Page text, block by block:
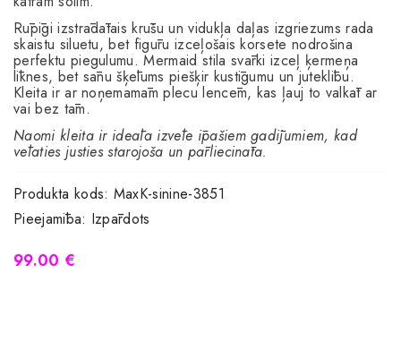
Rūpīgi izstrādātais krūšu un vidukļa daļas izgriezums rada
skaistu siluetu, bet figūru izceļošais korsete nodrošina
perfektu piegulumu. Mermaid stila svārki izceļ ķermeņa
līknes, bet sānu šķēlums piešķir kustīgumu un juteklību.
Kleita ir ar noņemamām plecu lencēm, kas ļauj to valkāt ar
vai bez tām.
Naomi kleita ir ideāla izvēle īpašiem gadījumiem, kad
vēlaties justies starojoša un pārliecināta.
Produkta kods: MaxK-sinine-3851
Pieejamība: Izpārdots
99.00 €